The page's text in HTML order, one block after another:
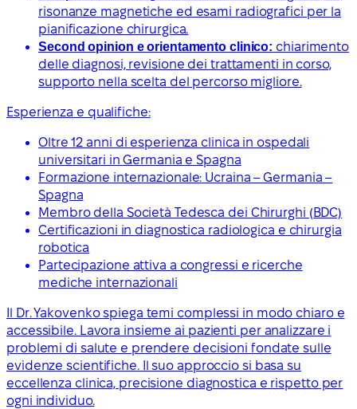
risonanze magnetiche ed esami radiografici per la
pianificazione chirurgica.
Second opinion e orientamento clinico: chiarimento
delle diagnosi, revisione dei trattamenti in corso,
supporto nella scelta del percorso migliore.
Esperienza e qualifiche:
Oltre 12 anni di esperienza clinica in ospedali
universitari in Germania e Spagna
Formazione internazionale: Ucraina – Germania –
Spagna
Membro della Società Tedesca dei Chirurghi (BDC)
Certificazioni in diagnostica radiologica e chirurgia
robotica
Partecipazione attiva a congressi e ricerche
mediche internazionali
Il Dr. Yakovenko spiega temi complessi in modo chiaro e
accessibile. Lavora insieme ai pazienti per analizzare i
problemi di salute e prendere decisioni fondate sulle
evidenze scientifiche. Il suo approccio si basa su
eccellenza clinica, precisione diagnostica e rispetto per
ogni individuo.